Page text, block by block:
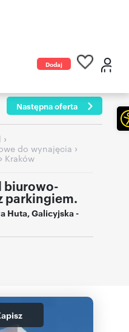
Dodaj
Następna oferta
›
do wynajęcia ›
› Kraków
biurowo-
parkingiem.
Huta,Galicyjska-